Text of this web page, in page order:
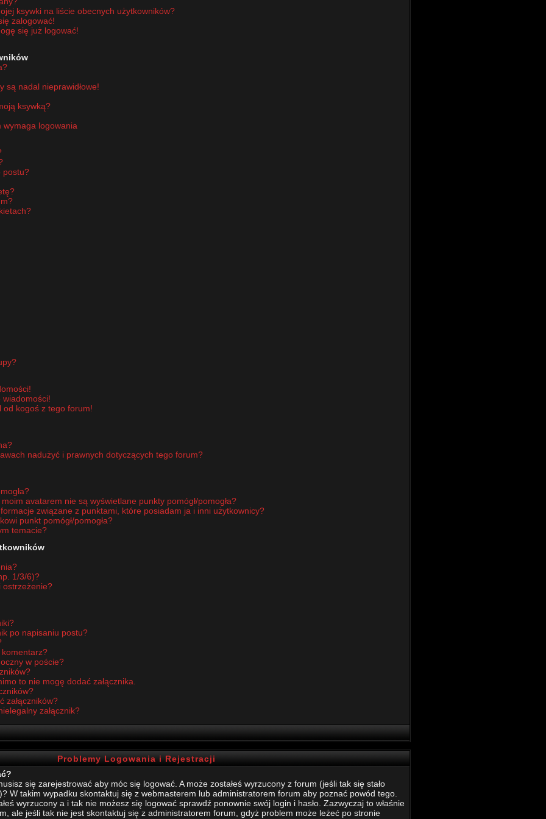
ksywki na liście obecnych użytkowników?
zalogować!
się już logować!
są nadal nieprawidłowe!
ksywką?
wymaga logowania
postu?
od kogoś z tego forum!
nadużyć i prawnych dotyczących tego forum?
avatarem nie są wyświetlane punkty pomógł/pomogła?
związane z punktami, które posiadam ja i inni użytkownicy?
punkt pomógł/pomogła?
temacie?
1/3/6)?
ostrzeżenie?
po napisaniu postu?
w poście?
to nie mogę dodać załącznika.
załączników?
załącznik?
Problemy Logowania i Rejestracji
się zarejestrować aby móc się logować. A może zostałeś wyrzucony z forum (jeśli tak się stało
W takim wypadku skontaktuj się z webmasterem lub administratorem forum aby poznać powód tego.
wyrzucony a i tak nie możesz się logować sprawdź ponownie swój login i hasło. Zazwyczaj to właśnie
ale jeśli tak nie jest skontaktuj się z administratorem forum, gdyż problem może leżeć po stronie